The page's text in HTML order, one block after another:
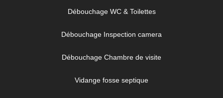
Débouchage WC & Toilettes
Débouchage Inspection camera
Débouchage Chambre de visite
Vidange fosse septique